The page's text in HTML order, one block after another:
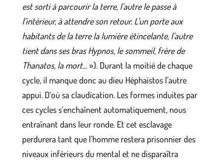
est sorti à parcourir la terre, l’autre le passe à
l’intérieur, à attendre son retour. L’un porte aux
habitants de la terre la lumière étincelante, l’autre
tient dans ses bras Hypnos, le sommeil, frère de
Thanatos, la mort…»). Durant la moitié de chaque
cycle, il manque donc au dieu Héphaïstos l’autre
appui. D’où sa claudication. Les formes induites par
ces cycles s’enchaînent automatiquement, nous
entraînant dans leur ronde. Et cet esclavage
perdurera tant que l’homme restera prisonnier des
niveaux inférieurs du mental et ne disparaîtra